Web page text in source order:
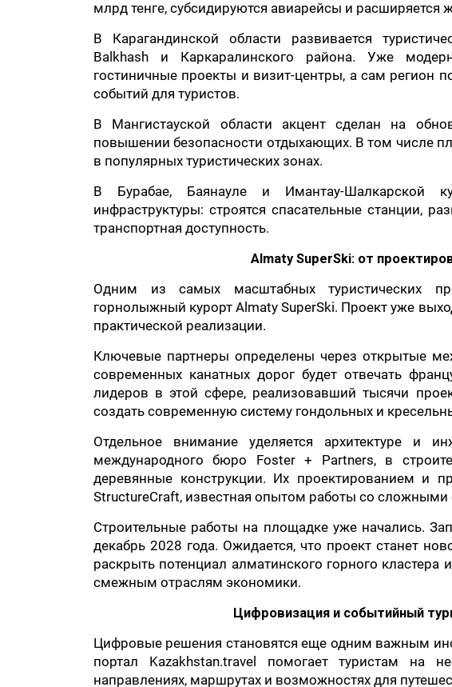
млрд тенге, субсидируются авиарейсы и
В Карагандинской области развивается
Balkhash и Каркаралинского района. Уже
гостиничные проекты и визит-центры, а сам регион
событий для туристов.
В Мангистауской области акцент сделан на
повышении безопасности отдыхающих. В том числе
в популярных туристических зонах.
В Бурабае, Баянауле и Имантау-Шалкарской
инфраструктуры: строятся спасательные станции,
транспортная доступность.
Almaty SuperSki: от
Одним из самых масштабных туристических
горнолыжный курорт Almaty SuperSki. Проект уже
практической реализации.
Ключевые партнеры определены через открытые
современных канатных дорог будет отвечать
лидеров в этой сфере, реализовавший тысячи
создать современную систему гондольных и
Отдельное внимание уделяется архитектуре и
международного бюро Foster + Partners, в
деревянные конструкции. Их проектированием и
StructureCraft, известная опытом работы со
Строительные работы на площадке уже начались.
декабрь 2028 года. Ожидается, что проект станет
раскрыть потенциал алматинского горного
смежным отраслям экономики.
Цифровизация и событийный
Цифровые решения становятся еще одним важным
портал Kazakhstan.travel помогает туристам на
направлениях, маршрутах и возможностях для